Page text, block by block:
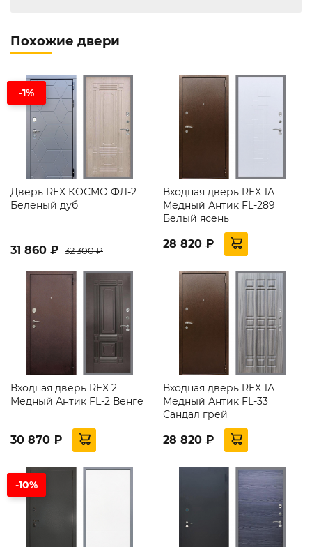
Похожие двери
-1%
Дверь REX КОСМО ФЛ-2
Беленый дуб
31 860 ₽ 32 300 ₽
Входная дверь REX 1А
Медный Антик FL-289
Белый ясень
28 820 ₽
Входная дверь REX 2
Медный Антик FL-2 Венге
30 870 ₽
Входная дверь REX 1А
Медный Антик FL-33
Сандал грей
28 820 ₽
-10%